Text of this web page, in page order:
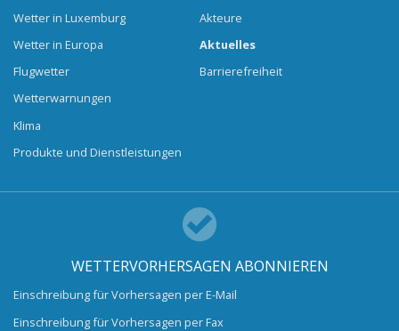
Wetter in Luxemburg
Wetter in Europa
Flugwetter
Wetterwarnungen
Klima
Produkte und Dienstleistungen
Akteure
Aktuelles
Barrierefreiheit
WETTERVORHERSAGEN ABONNIEREN
Einschreibung für Vorhersagen per E-Mail
Einschreibung für Vorhersagen per Fax